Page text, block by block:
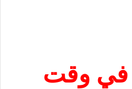
في وقت